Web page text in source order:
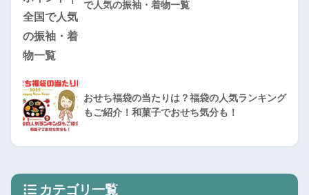
で人気の振袖・着物一覧
おせち福袋の当たりは？福袋の人気ランキング
もご紹介！和菓子でおせち気分も！
カテゴリ一覧